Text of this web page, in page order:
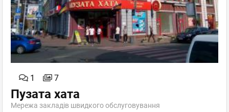
1 7
Пузата хата
Мережа закладів швидкого обслуговування